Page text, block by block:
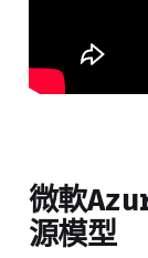
微軟
源模型